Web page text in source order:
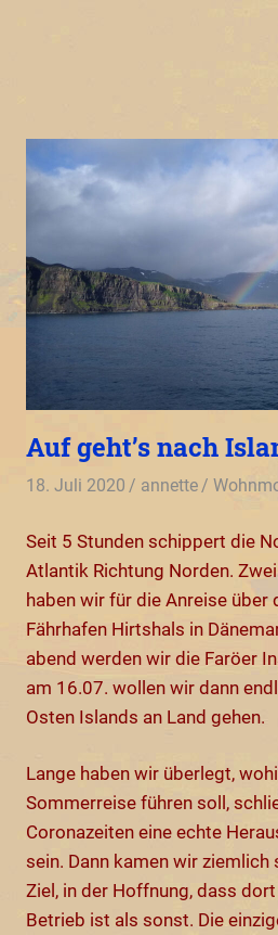
Auf geht’s nach
18. Juli 2020 annette
Seit 5 Stunden schippert die
Atlantik Richtung Norden.
haben wir für die Anreise über
Fährhafen Hirtshals in
abend werden wir die Faröer
am 16.07. wollen wir dann
Osten Islands an Land gehen.
Lange haben wir überlegt,
Sommerreise führen soll,
Coronazeiten eine echte
sein. Dann kamen wir
Ziel, in der Hoffnung, dass
Betrieb ist als sonst. Die